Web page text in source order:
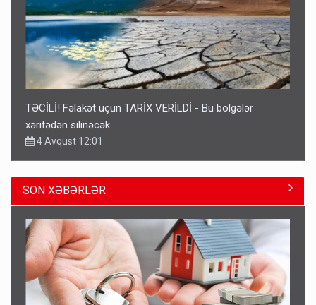
TƏCİLİ! Fəlakət üçün TARİX VERİLDİ - Bu bölgələr
xəritədən silinəcək
4 Avqust 12:01
SON XƏBƏRLƏR